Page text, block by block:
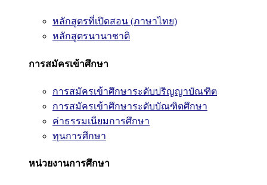
หลักสูตรที่เปิดสอน (ภาษาไทย)
หลักสูตรนานาชาติ
การสมัครเข้าศึกษา
การสมัครเข้าศึกษาระดับปริญญาบัณฑิต
การสมัครเข้าศึกษาระดับบัณฑิตศึกษา
ค่าธรรมเนียมการศึกษา
ทุนการศึกษา
หน่วยงานการศึกษา